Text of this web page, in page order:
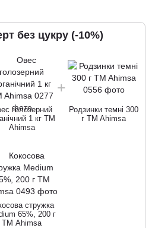
без цукру (-10%)
голозерний
1 кг TM
Ahimsa
Родзинки темні 300
г TM Ahimsa
стружка
65%, 200 г
ТМ Ahimsa